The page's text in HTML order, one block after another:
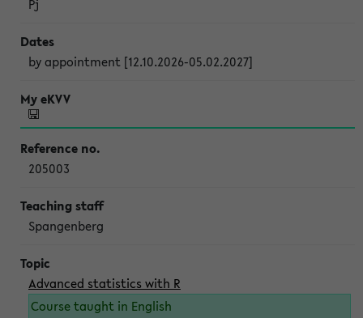
Pj
by appointment [12.10.2026-05.02.2027]
205003
Spangenberg
Advanced statistics with R
Course taught in English